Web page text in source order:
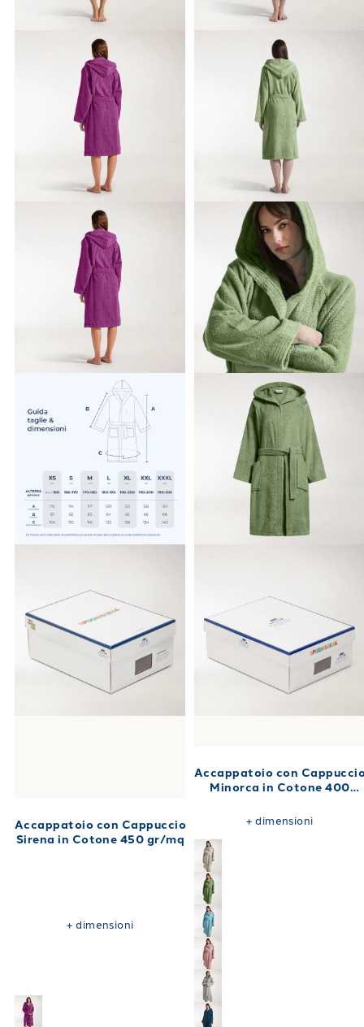
per il lavaggio per preservare la morbidezza originale e la
brillantezza dei colori lavaggio dopo lavaggi>
Perché
scegliere l'eccellenza Caleffi per il tuo bagno
Caleffi significa scegliere la sicurezza di un marchio che da
sempre arreda e veste le case con passione, offrendoti una
vasta gamma diaccappatoi
di alta qualità a prezzi
estremamente competitivi. Grazie alla ricca palette cromatica,
che spazia dalle tinte neutre ed eleganti ai colori più vivaci e
moderni, potrai coordinare facilmente il tuo nuovo acquisto
asciugamani e i teli già presenti nel tuo bagno, creando uno
stile armonioso e personalizzato. Lasciati ispirare dalle nostre
proposte, esplora i dettagli curati di ogni singolo modello e
trova subito il capo perfetto per elevare il tuo comfort
Accappatoio con Cappuccio
Sirena in Cotone 450 gr/mq
+dimensioni
Accappatoio con
Minorca in Cotone 400
+dimensioni